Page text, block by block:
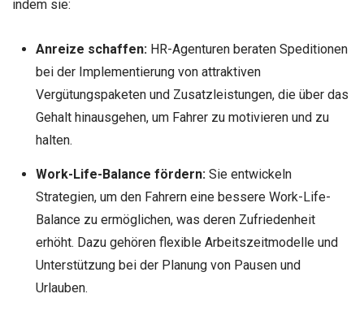
indem sie:
Anreize schaffen:HR-Agenturen beraten Speditionen
bei der Implementierung von attraktiven
Vergütungspaketen und Zusatzleistungen, die über das
Gehalt hinausgehen, um Fahrer zu motivieren und zu
halten.
Work-Life-Balance fördern:Sie entwickeln
Strategien, um den Fahrern eine bessere Work-Life-
Balance zu ermöglichen, was deren Zufriedenheit
erhöht. Dazu gehören flexible Arbeitszeitmodelle und
Unterstützung bei der Planung von Pausen und
Urlauben.